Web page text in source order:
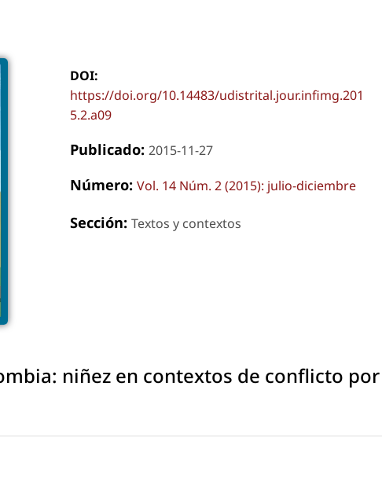
DOI:
https://doi.org/10.14483/udistrital.jour.infimg.201
5.2.a09
Publicado: 2015-11-27
Número: Vol. 14 Núm. 2 (2015): julio-diciembre
Sección: Textos y contextos
niñez en contextos de conflicto por